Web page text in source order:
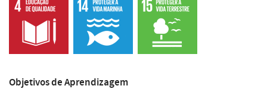
Objetivos de Aprendizagem